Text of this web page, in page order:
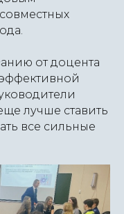
от доцента
лучше ставить
все сильные